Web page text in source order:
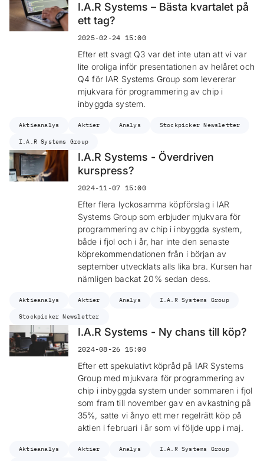
I.A.R Systems – Bästa kvartalet på
ett tag?
2025-02-24 15:00
Efter ett svagt Q3 var det inte utan att vi var
lite oroliga inför presentationen av helåret och
Q4 för IAR Systems Group som levererar
mjukvara för programmering av chip i
inbyggda system.
Aktieanalys Aktier Analys Stockpicker Newsletter
I.A.R Systems Group
I.A.R Systems - Överdriven
kurspress?
2024-11-07 15:00
Efter flera lyckosamma köpförslag i IAR
Systems Group som erbjuder mjukvara för
programmering av chip i inbyggda system,
både i fjol och i år, har inte den senaste
köprekommendationen från i början av
september utvecklats alls lika bra. Kursen har
nämligen backat 20% sedan dess.
Aktieanalys Aktier Analys I.A.R Systems Group
Stockpicker Newsletter
I.A.R Systems - Ny chans till köp?
2024-08-26 15:00
Efter ett spekulativt köpråd på IAR Systems
Group med mjukvara för programmering av
chip i inbyggda system under sommaren i fjol
som fram till november gav en avkastning på
35%, satte vi ånyo ett mer regelrätt köp på
aktien i februari i år som vi följde upp i maj.
Aktieanalys Aktier Analys I.A.R Systems Group